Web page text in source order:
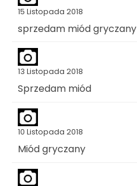
15 Listopada 2018
sprzedam miód gryczany
13 Listopada 2018
Sprzedam miód
10 Listopada 2018
Miód gryczany